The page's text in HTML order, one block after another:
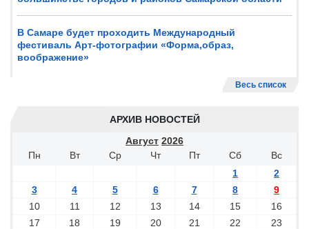
В Самаре будет проходить Международный
фестиваль Арт-фотографии «Форма,образ,
воображение»
Весь список
АРХИВ НОВОСТЕЙ
Август 2026
Пн
Вт Ср Чт Пт Сб
Вс
1
2
3
4 5 6 7 8
9
10
11 12 13 14 15
16
17
18 19 20 21 22
23